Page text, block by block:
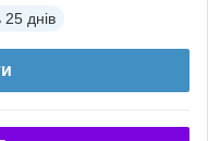
25 днів